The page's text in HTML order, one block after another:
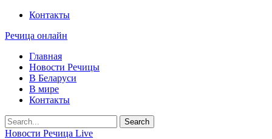
Контакты
Речица онлайн
Главная
Новости Речицы
В Беларуси
В мире
Контакты
Новости Речица Live